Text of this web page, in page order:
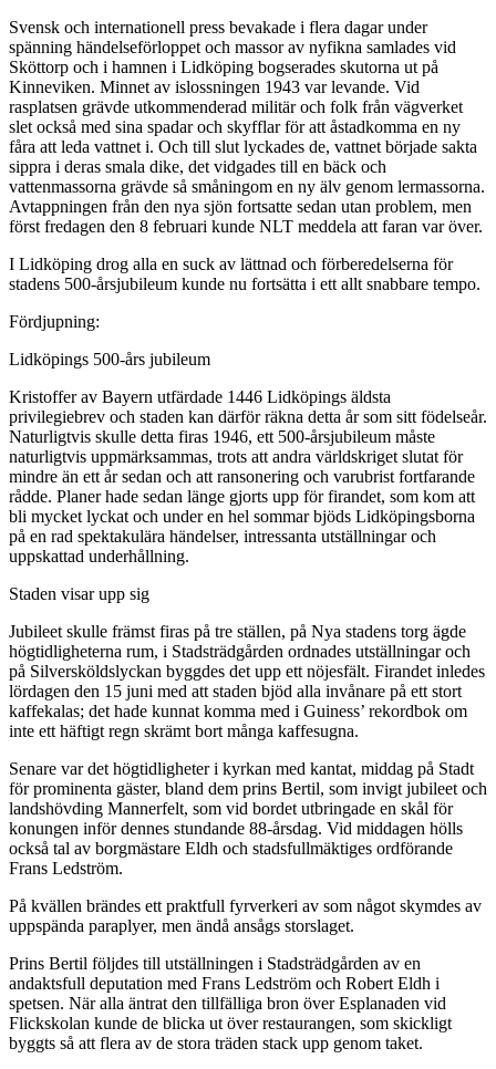
Svensk och internationell press bevakade i flera dagar under
spänning händelseförloppet och massor av nyfikna samlades vid
Sköttorp och i hamnen i Lidköping bogserades skutorna ut på
Kinneviken. Minnet av islossningen 1943 var levande. Vid
rasplatsen grävde utkommenderad militär och folk från vägverket
slet också med sina spadar och skyfflar för att åstadkomma en ny
fåra att leda vattnet i. Och till slut lyckades de, vattnet började sakta
sippra i deras smala dike, det vidgades till en bäck och
vattenmassorna grävde så småningom en ny älv genom lermassorna.
Avtappningen från den nya sjön fortsatte sedan utan problem, men
först fredagen den 8 februari kunde NLT meddela att faran var över.
I Lidköping drog alla en suck av lättnad och förberedelserna för
stadens 500-årsjubileum kunde nu fortsätta i ett allt snabbare tempo.
Fördjupning:
Lidköpings 500-års jubileum
Kristoffer av Bayern utfärdade 1446 Lidköpings äldsta
privilegiebrev och staden kan därför räkna detta år som sitt födelseår.
Naturligtvis skulle detta firas 1946, ett 500-årsjubileum måste
naturligtvis uppmärksammas, trots att andra världskriget slutat för
mindre än ett år sedan och att ransonering och varubrist fortfarande
rådde. Planer hade sedan länge gjorts upp för firandet, som kom att
bli mycket lyckat och under en hel sommar bjöds Lidköpingsborna
på en rad spektakulära händelser, intressanta utställningar och
uppskattad underhållning.
Staden visar upp sig
Jubileet skulle främst firas på tre ställen, på Nya stadens torg ägde
högtidligheterna rum, i Stadsträdgården ordnades utställningar och
på Silversköldslyckan byggdes det upp ett nöjesfält. Firandet inledes
lördagen den 15 juni med att staden bjöd alla invånare på ett stort
kaffekalas; det hade kunnat komma med i Guiness’ rekordbok om
inte ett häftigt regn skrämt bort många kaffesugna.
Senare var det högtidligheter i kyrkan med kantat, middag på Stadt
för prominenta gäster, bland dem prins Bertil, som invigt jubileet och
landshövding Mannerfelt, som vid bordet utbringade en skål för
konungen inför dennes stundande 88-årsdag. Vid middagen hölls
också tal av borgmästare Eldh och stadsfullmäktiges ordförande
Frans Ledström.
På kvällen brändes ett praktfull fyrverkeri av som något skymdes av
uppspända paraplyer, men ändå ansågs storslaget.
Prins Bertil följdes till utställningen i Stadsträdgården av en
andaktsfull deputation med Frans Ledström och Robert Eldh i
spetsen. När alla äntrat den tillfälliga bron över Esplanaden vid
Flickskolan kunde de blicka ut över restaurangen, som skickligt
byggts så att flera av de stora träden stack upp genom taket.